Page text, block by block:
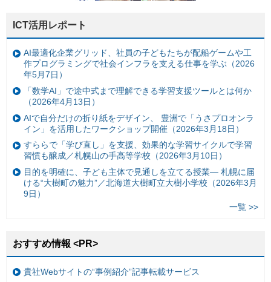
ICT活用レポート
AI最適化企業グリッド、社員の子どもたちが配船ゲームや工
作プログラミングで社会インフラを支える仕事を学ぶ（2026
年5月7日）
「数学AI」で途中式まで理解できる学習支援ツールとは何か
（2026年4月13日）
AIで自分だけの折り紙をデザイン、 豊洲で「うさプロオンラ
イン」を活用したワークショップ開催（2026年3月18日）
すららで「学び直し」を支援、効果的な学習サイクルで学習
習慣も醸成／札幌山の手高等学校（2026年3月10日）
目的を明確に、子ども主体で見通しを立てる授業— 札幌に届
ける“大樹町の魅力”／北海道大樹町立大樹小学校（2026年3月
9日）
一覧 >>
おすすめ情報 <PR>
貴社Webサイトの“事例紹介”記事転載サービス